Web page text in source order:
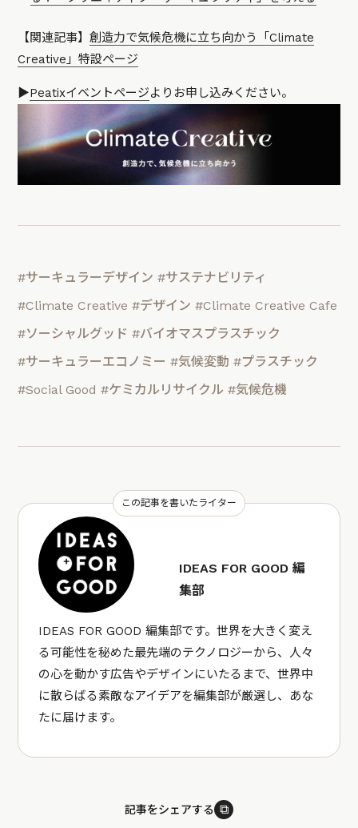
【関連記事】創造力で気候危機に立ち向かう「Climate
Creative」特設ページ
▶︎Peatixイベントページよりお申し込みください。
#サーキュラーデザイン #サステナビリティ
#Climate Creative #デザイン #Climate Creative Cafe
#ソーシャルグッド #バイオマスプラスチック
#サーキュラーエコノミー #気候変動 #プラスチック
#Social Good #ケミカルリサイクル #気候危機
この記事を書いたライター
IDEAS FOR GOOD 編
集部
IDEAS FOR GOOD 編集部です。世界を大きく変え
る可能性を秘めた最先端のテクノロジーから、人々
の心を動かす広告やデザインにいたるまで、世界中
に散らばる素敵なアイデアを編集部が厳選し、あな
たに届けます。
記事をシェアする ⧉